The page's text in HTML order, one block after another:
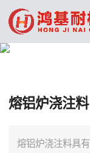
熔铝炉浇注料
熔铝炉浇注料具